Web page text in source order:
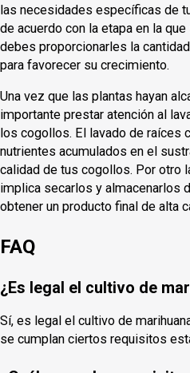
las necesidades específicas de
de acuerdo con la etapa en la
debes proporcionarles la
para favorecer su crecimiento.
Una vez que las plantas hayan
importante prestar atención al
los cogollos. El lavado de raíces
nutrientes acumulados en el
calidad de tus cogollos. Por otro
implica secarlos y almacenarlos
obtener un producto final de alta
FAQ
¿Es legal el cultivo de
Sí, es legal el cultivo de
se cumplan ciertos requisitos